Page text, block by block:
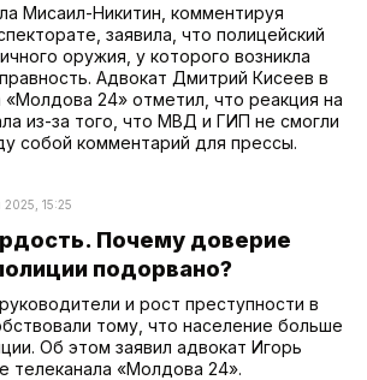
Мисаил-Никитин, комментируя
заявила, что полицейский
оружия, у которого возникла
Адвокат Дмитрий Кисеев в
«Молдова 24» отметил, что реакция на
из-за того, что МВД и ГИП не смогли
собой комментарий для прессы.
2025, 15:25
Почему доверие
подорвано?
и рост преступности в
тому, что население больше
Об этом заявил адвокат Игорь
телеканала «Молдова 24».